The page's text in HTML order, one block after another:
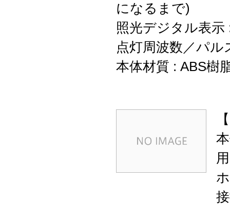
になるまで)
照光デジタル表
点灯周波数／パル
本体材質 : ABS樹